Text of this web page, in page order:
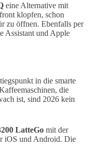
eine Alternative mit
klopfen, schon
zu öffnen. Ebenfalls per
Assistant und Apple
in die smarte
die
ist, sind 2026 kein
LatteGo mit der
iOS und Android. Die